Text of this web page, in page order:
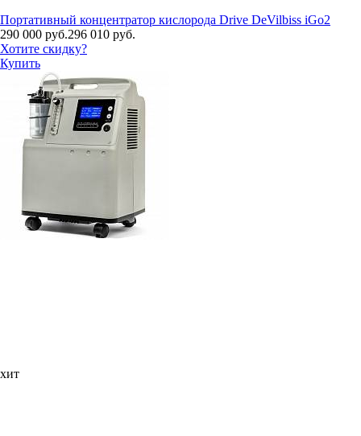
Портативный концентратор кислорода Drive DeVilbiss iGo2
290 000 руб.296 010 руб.
Хотите скидку?
Купить
хит